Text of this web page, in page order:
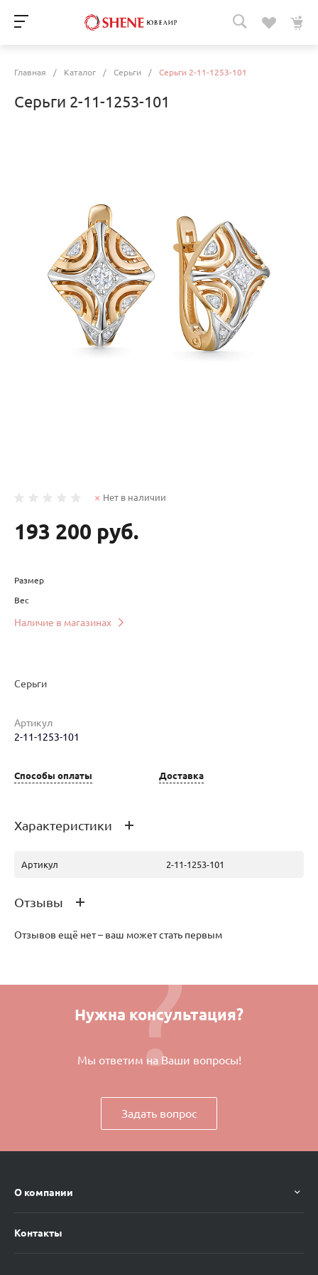
Главная / Каталог / Серьги / Серьги 2-11-1253-101
Серьги 2-11-1253-101
Нет в наличии
193 200 руб.
Размер
Вес
Наличие в магазинах
Серьги (29555154)
Серьги
Артикул
2-11-1253-101
Способы оплаты Доставка
Характеристики
Артикул 2-11-1253-101
Отзывы
Отзывов ещё нет – ваш может стать первым
Нужна консультация?
Мы ответим на Ваши вопросы!
Задать вопрос
О компании
Контакты